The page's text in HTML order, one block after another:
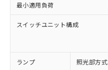
最小適用負荷
スイッチユニット構成
ランプ 照光部方式